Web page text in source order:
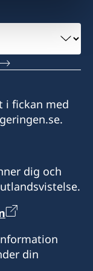
i fickan med
dig och
din